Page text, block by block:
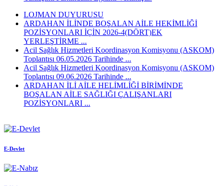
LOJMAN DUYURUSU
ARDAHAN İLİNDE BOŞALAN AİLE HEKİMLİĞİ
POZİSYONLARI İÇİN 2026-4(DÖRT)EK
YERLEŞTİRME ...
Acil Sağlık Hizmetleri Koordinasyon Komisyonu (ASKOM)
Toplantısı 06.05.2026 Tarihinde ...
Acil Sağlık Hizmetleri Koordinasyon Komisyonu (ASKOM)
Toplantısı 09.06.2026 Tarihinde ...
ARDAHAN İLİ AİLE HELİMLİĞİ BİRİMİNDE
BOŞALAN AİLE SAĞLIĞI ÇALIŞANLARI
POZİSYONLARI ...
E-Devlet